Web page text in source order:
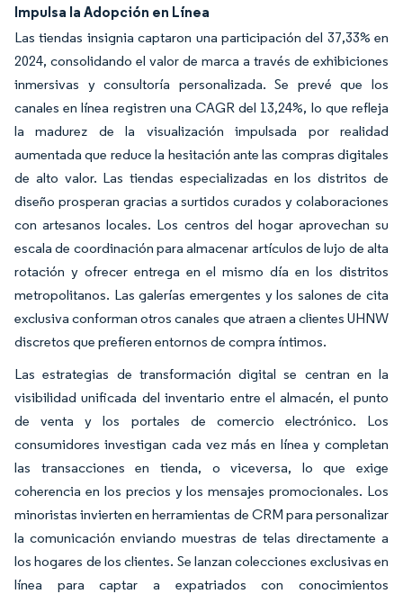
Impulsa la Adopción en Línea
Las tiendas insignia captaron una participación del 37,33% en
2024, consolidando el valor de marca a través de exhibiciones
inmersivas y consultoría personalizada. Se prevé que los
canales en línea registren una CAGR del 13,24%, lo que refleja
la madurez de la visualización impulsada por realidad
aumentada que reduce la hesitación ante las compras digitales
de alto valor. Las tiendas especializadas en los distritos de
diseño prosperan gracias a surtidos curados y colaboraciones
con artesanos locales. Los centros del hogar aprovechan su
escala de coordinación para almacenar artículos de lujo de alta
rotación y ofrecer entrega en el mismo día en los distritos
metropolitanos. Las galerías emergentes y los salones de cita
exclusiva conforman otros canales que atraen a clientes UHNW
discretos que prefieren entornos de compra íntimos.
Las estrategias de transformación digital se centran en la
visibilidad unificada del inventario entre el almacén, el punto
de venta y los portales de comercio electrónico. Los
consumidores investigan cada vez más en línea y completan
las transacciones en tienda, o viceversa, lo que exige
coherencia en los precios y los mensajes promocionales. Los
minoristas invierten en herramientas de CRM para personalizar
la comunicación enviando muestras de telas directamente a
los hogares de los clientes. Se lanzan colecciones exclusivas en
línea para captar a expatriados con conocimientos